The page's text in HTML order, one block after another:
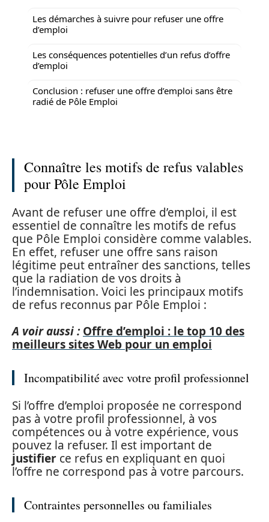
Les démarches à suivre pour refuser une offre
d’emploi
Les conséquences potentielles d’un refus d’offre
d’emploi
Conclusion : refuser une offre d’emploi sans être
radié de Pôle Emploi
Connaître les motifs de refus valables
pour Pôle Emploi
Avant de refuser une offre d’emploi, il est
essentiel de connaître les motifs de refus
que Pôle Emploi considère comme valables.
En effet, refuser une offre sans raison
légitime peut entraîner des sanctions, telles
que la radiation de vos droits à
l’indemnisation. Voici les principaux motifs
de refus reconnus par Pôle Emploi :
A voir aussi : Offre d’emploi : le top 10 des
meilleurs sites Web pour un emploi
Incompatibilité avec votre profil professionnel
Si l’offre d’emploi proposée ne correspond
pas à votre profil professionnel, à vos
compétences ou à votre expérience, vous
pouvez la refuser. Il est important de
justifier ce refus en expliquant en quoi
l’offre ne correspond pas à votre parcours.
Contraintes personnelles ou familiales